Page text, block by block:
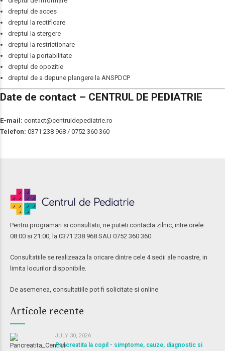
dreptul de acces
dreptul la rectificare
dreptul la stergere
dreptul la restrictionare
dreptul la portabilitate
dreptul de opozitie
dreptul de a depune plangere la ANSPDCP
Date de contact – CENTRUL DE PEDIATRIE
E-mail: contact@centruldepediatrie.ro
Telefon: 0371 238 968 / 0752 360 360
Pentru programari si consultatii, ne puteti contacta zilnic, intre orele
08:00 si 21:00, la 0371 238 968 SAU 0752 360 360
Consultatiile se realizeaza la oricare dintre cele 4 sedii ale noastre, in
limita locurilor disponibile.
De asemenea, consultatiile pot fi solicitate si online
Articole recente
JULY 30, 2026
Pancreatita la copil - simptome, cauze, diagnostic si